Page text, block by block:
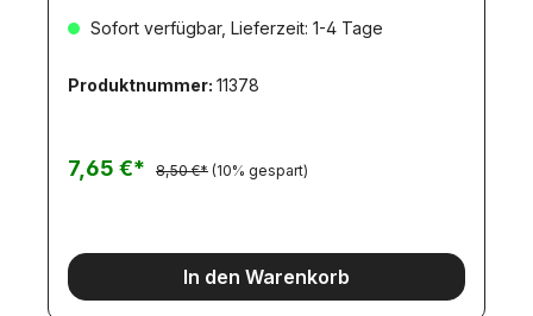
Masking Tape 3 mm BreiteDieses säurefreie Band
verkrümmen, zu reißen oder Farbe
klebt, hält und lässt sich rückstandslos und sauber
entfernen. Präzise Maskierung für scharfe
Sofort verfügbar, Lieferzeit: 1-4 Tage
Produktnummer: 11378
7,65 €* 8,50 €* (10% gespart)
In den Warenkorb